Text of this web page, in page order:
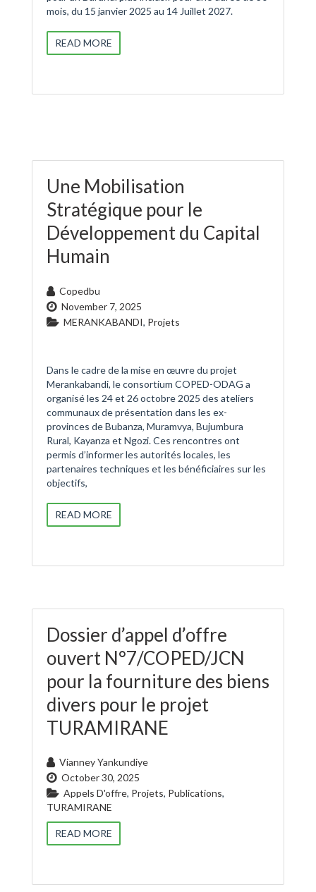
mois, du 15 janvier 2025 au 14 Juillet 2027.
READ MORE
Une Mobilisation
Stratégique pour le
Développement du Capital
Humain
Copedbu
November 7, 2025
MERANKABANDI, Projets
Dans le cadre de la mise en œuvre du projet
Merankabandi, le consortium COPED-ODAG a
organisé les 24 et 26 octobre 2025 des ateliers
communaux de présentation dans les ex-
provinces de Bubanza, Muramvya, Bujumbura
Rural, Kayanza et Ngozi. Ces rencontres ont
permis d’informer les autorités locales, les
partenaires techniques et les bénéficiaires sur les
objectifs,
READ MORE
Dossier d’appel d’offre
ouvert N°7/COPED/JCN
pour la fourniture des biens
divers pour le projet
TURAMIRANE
Vianney Yankundiye
October 30, 2025
Appels D'offre, Projets, Publications,
TURAMIRANE
READ MORE